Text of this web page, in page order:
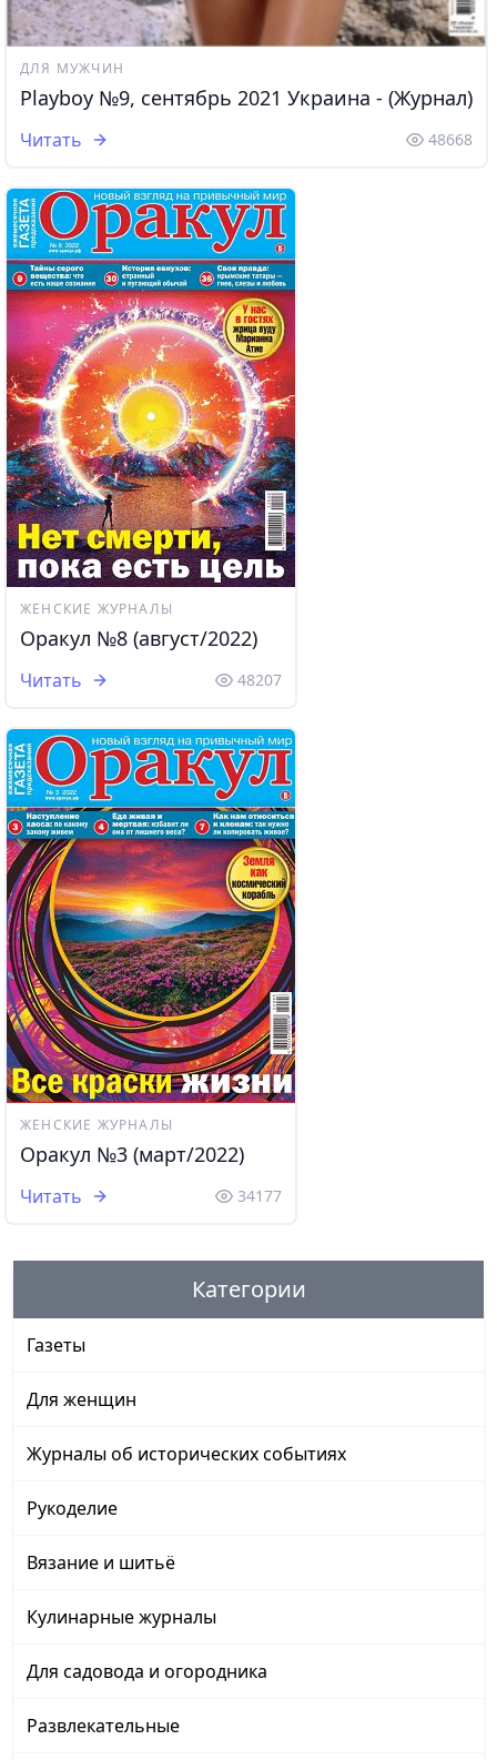
ДЛЯ МУЖЧИН
Playboy №9, сентябрь 2021 Украина - (Журнал)
Читать 48668
ЖЕНСКИЕ ЖУРНАЛЫ
Оракул №8 (август/2022)
Читать 48207
ЖЕНСКИЕ ЖУРНАЛЫ
Оракул №3 (март/2022)
Читать 34177
Категории
Газеты
Для женщин
Журналы об исторических событиях
Рукоделие
Вязание и шитьё
Кулинарные журналы
Для садовода и огородника
Развлекательные